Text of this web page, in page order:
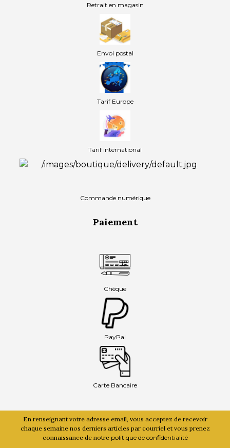
Retrait en magasin
Envoi postal
Tarif Europe
Tarif international
Commande numérique
Paiement
Chèque
PayPal
Carte Bancaire
En renseignant votre adresse email, vous acceptez de recevoir
chaque semaine nos derniers articles par courriel et vous prenez
connaissance de notre politique de confidentialité